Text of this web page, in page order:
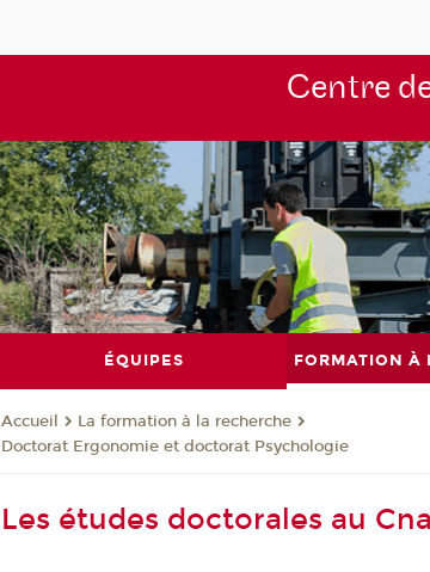
Centre
ÉQUIPES FORMATION À
Accueil
La formation à la recherche
Doctorat Ergonomie et doctorat Psychologie
Les études doctorales au